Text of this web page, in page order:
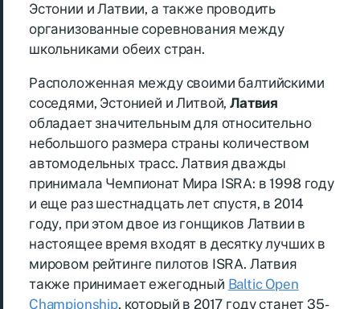
Эстонии и Латвии, а также проводить
организованные соревнования между
школьниками обеих стран.
Расположенная между своими балтийскими
соседями, Эстонией и Литвой,Латвия
обладает значительным для относительно
небольшого размера страны количеством
автомодельных трасс. Латвия дважды
принимала Чемпионат Мира ISRA: в 1998 году
и еще раз шестнадцать лет спустя, в 2014
году, при этом двое из гонщиков Латвии в
настоящее время входят в десятку лучших в
мировом рейтинге пилотов ISRA. Латвия
также принимает ежегодный Baltic Open
Championship, который в 2017 году станет 35-